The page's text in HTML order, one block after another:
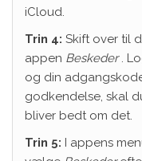
iCloud.
Trin 4: Skift over til
appen Beskeder.
og din
godkendelse, skal
bliver bedt om det.
Trin 5: I appens